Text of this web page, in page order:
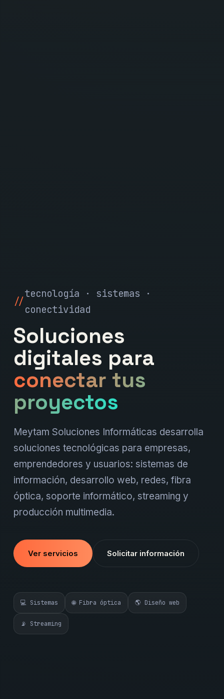
tecnología · sistemas ·
conectividad
Soluciones
digitales para
conectar tus
proyectos
Meytam Soluciones Informáticas desarrolla
soluciones tecnológicas para empresas,
emprendedores y usuarios: sistemas de
información, desarrollo web, redes, fibra
óptica, soporte informático, streaming y
producción multimedia.
Ver servicios Solicitar información
💻 Sistemas 🌐 Fibra óptica 🌎 Diseño web
📡 Streaming